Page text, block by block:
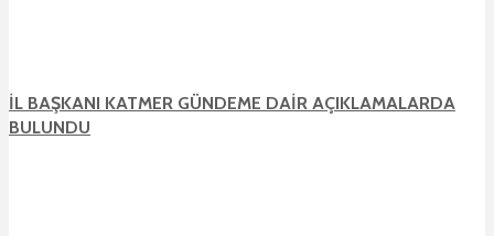
İL BAŞKANI KATMER GÜNDEME DAİR AÇIKLAMALARDA
BULUNDU